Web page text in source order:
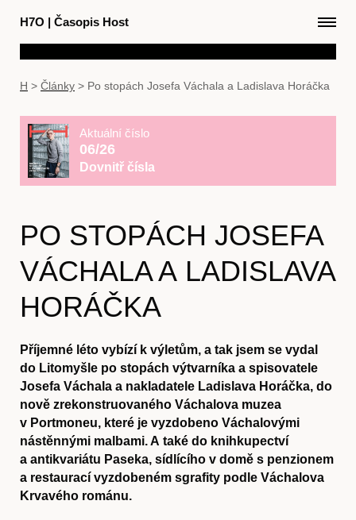
H7O | Časopis Host
H > Články > Po stopách Josefa Váchala a Ladislava Horáčka
Aktuální číslo
06/26
Dovnitř čísla
PO STOPÁCH JOSEFA
VÁCHALA A LADISLAVA
HORÁČKA
Příjemné léto vybízí k výletům, a tak jsem se vydal
do Litomyšle po stopách výtvarníka a spisovatele
Josefa Váchala a nakladatele Ladislava Horáčka, do
nově zrekonstruovaného Váchalova muzea
v Portmoneu, které je vyzdobeno Váchalovými
nástěnnými malbami. A také do knihkupectví
a antikvariátu Paseka, sídlícího v domě s penzionem
a restaurací vyzdobeném sgrafity podle Váchalova
Krvavého románu.